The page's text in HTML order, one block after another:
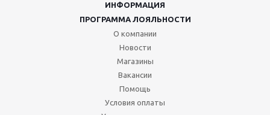
ИНФОРМАЦИЯ
ПРОГРАММА ЛОЯЛЬНОСТИ
О компании
Новости
Магазины
Вакансии
Помощь
Условия оплаты